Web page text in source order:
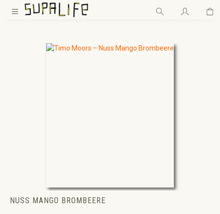
Zum Hauptinhalt springen
NUSS MANGO BROMBEERE